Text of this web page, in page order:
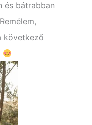
és bátrabban
Remélem,
következő